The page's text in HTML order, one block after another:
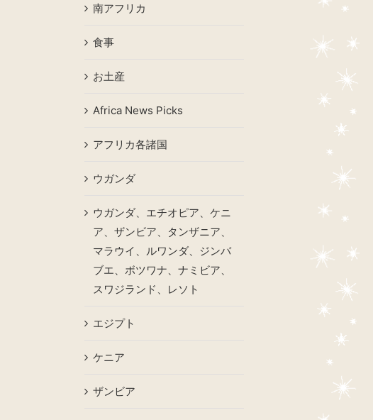
南アフリカ
食事
お土産
Africa News Picks
アフリカ各諸国
ウガンダ
ウガンダ、エチオピア、ケニ
ア、ザンビア、タンザニア、
マラウイ、ルワンダ、ジンバ
ブエ、ボツワナ、ナミビア、
スワジランド、レソト
エジプト
ケニア
ザンビア